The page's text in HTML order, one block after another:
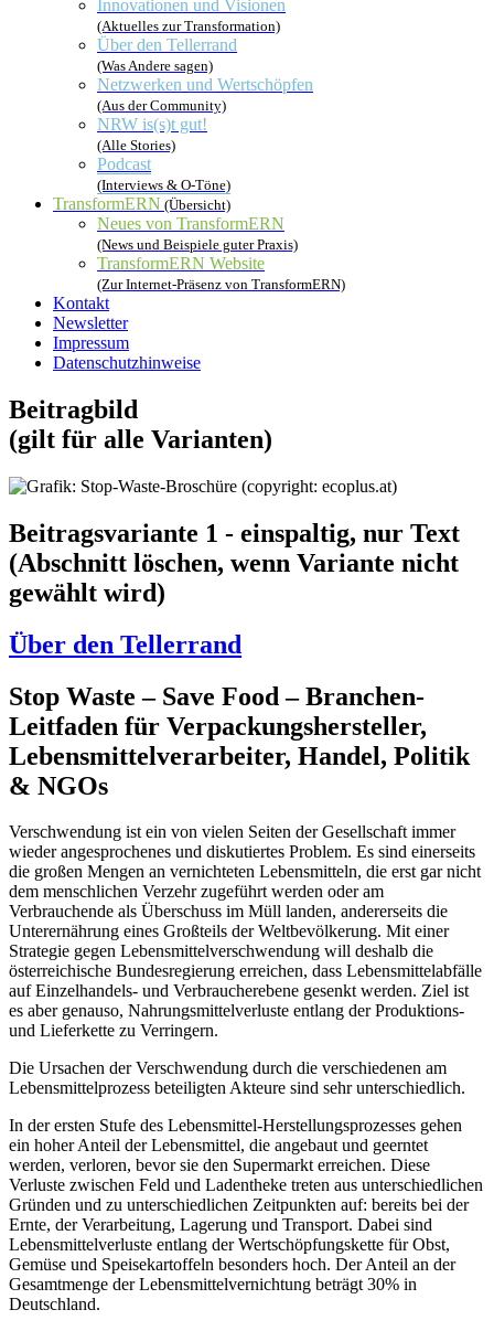
Innovationen und Visionen
(Aktuelles zur Transformation)
Über den Tellerrand
(Was Andere sagen)
Netzwerken und Wertschöpfen
(Aus der Community)
NRW is(s)t gut!
(Alle Stories)
Podcast
(Interviews & O-Töne)
TransformERN (Übersicht)
Neues von TransformERN
(News und Beispiele guter Praxis)
TransformERN Website
(Zur Internet-Präsenz von TransformERN)
Kontakt
Newsletter
Impressum
Datenschutzhinweise
Beitragbild
(gilt für alle Varianten)
Beitragsvariante 1 - einspaltig, nur Text
(Abschnitt löschen, wenn Variante nicht
gewählt wird)
Über den Tellerrand
Stop Waste – Save Food – Branchen-
Leitfaden für Verpackungshersteller,
Lebensmittelverarbeiter, Handel, Politik
& NGOs
Verschwendung ist ein von vielen Seiten der Gesellschaft immer
wieder angesprochenes und diskutiertes Problem. Es sind einerseits
die großen Mengen an vernichteten Lebensmitteln, die erst gar nicht
dem menschlichen Verzehr zugeführt werden oder am
Verbrauchende als Überschuss im Müll landen, andererseits die
Unterernährung eines Großteils der Weltbevölkerung. Mit einer
Strategie gegen Lebensmittelverschwendung will deshalb die
österreichische Bundesregierung erreichen, dass Lebensmittelabfälle
auf Einzelhandels- und Verbraucherebene gesenkt werden. Ziel ist
es aber genauso, Nahrungsmittelverluste entlang der Produktions-
und Lieferkette zu Verringern.
Die Ursachen der Verschwendung durch die verschiedenen am
Lebensmittelprozess beteiligten Akteure sind sehr unterschiedlich.
In der ersten Stufe des Lebensmittel-Herstellungsprozesses gehen
ein hoher Anteil der Lebensmittel, die angebaut und geerntet
werden, verloren, bevor sie den Supermarkt erreichen. Diese
Verluste zwischen Feld und Ladentheke treten aus unterschiedlichen
Gründen und zu unterschiedlichen Zeitpunkten auf: bereits bei der
Ernte, der Verarbeitung, Lagerung und Transport. Dabei sind
Lebensmittelverluste entlang der Wertschöpfungskette für Obst,
Gemüse und Speisekartoffeln besonders hoch. Der Anteil an der
Gesamtmenge der Lebensmittelvernichtung beträgt 30% in
Deutschland.